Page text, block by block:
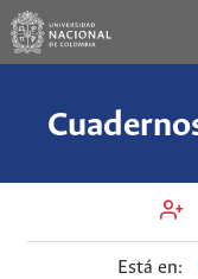
Está en: